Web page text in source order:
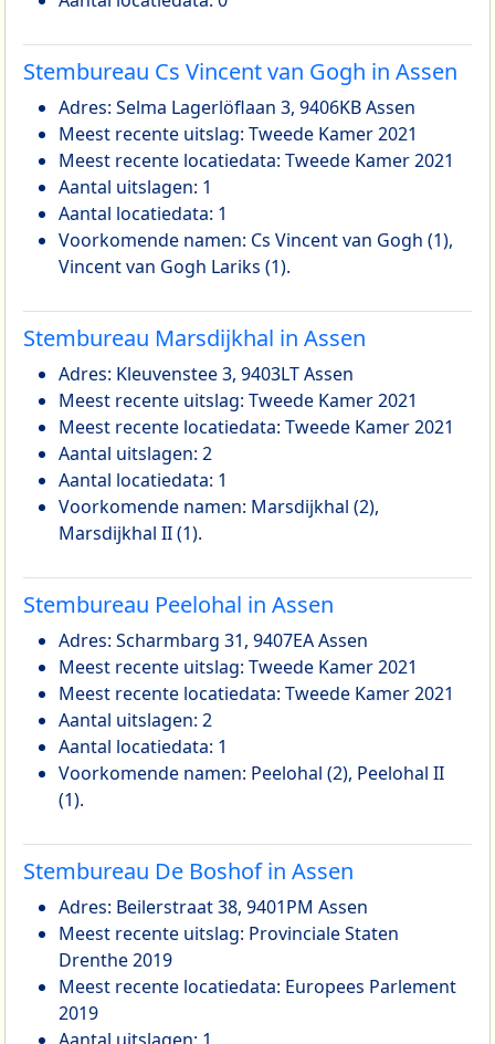
Stembureau Cs Vincent van Gogh in Assen
Adres: Selma Lagerlöflaan 3, 9406KB Assen
Meest recente uitslag: Tweede Kamer 2021
Meest recente locatiedata: Tweede Kamer 2021
Aantal uitslagen: 1
Aantal locatiedata: 1
Voorkomende namen: Cs Vincent van Gogh (1),
Vincent van Gogh Lariks (1).
Stembureau Marsdijkhal in Assen
Adres: Kleuvenstee 3, 9403LT Assen
Meest recente uitslag: Tweede Kamer 2021
Meest recente locatiedata: Tweede Kamer 2021
Aantal uitslagen: 2
Aantal locatiedata: 1
Voorkomende namen: Marsdijkhal (2),
Marsdijkhal II (1).
Stembureau Peelohal in Assen
Adres: Scharmbarg 31, 9407EA Assen
Meest recente uitslag: Tweede Kamer 2021
Meest recente locatiedata: Tweede Kamer 2021
Aantal uitslagen: 2
Aantal locatiedata: 1
Voorkomende namen: Peelohal (2), Peelohal II
(1).
Stembureau De Boshof in Assen
Adres: Beilerstraat 38, 9401PM Assen
Meest recente uitslag: Provinciale Staten
Drenthe 2019
Meest recente locatiedata: Europees Parlement
2019
Aantal uitslagen: 1